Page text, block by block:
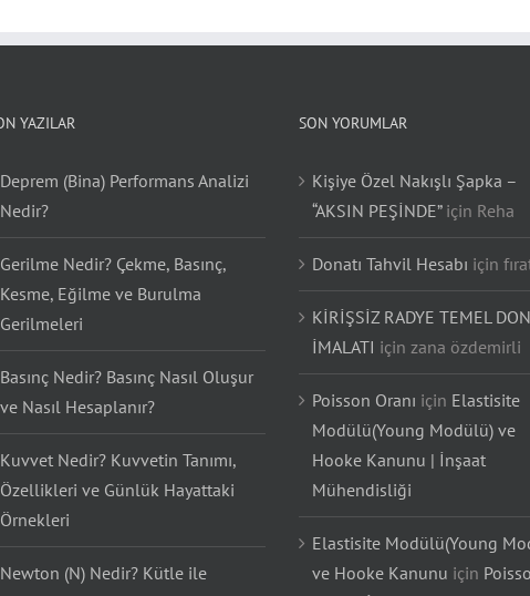
Nedir?
Gerilme Nedir? Çekme, Basınç,
Gerilmeleri
Basınç Nedir? Basınç Nasıl Oluşur
ve Nasıl Hesaplanır?
Kuvvet Nedir? Kuvvetin Tanımı,
Örnekleri
Kişiye Özel Nakışlı Şapka –
“AKSIN PEŞİNDE”
için Reha
Donatı Tahvil Hesabı içinfırat
KİRİŞSİZ RADYE TEMEL
İMALATI için zana özdemirli
Poisson Oranı için
Elastisite
Modülü(Young Modülü) ve
Hooke Kanunu | İnşaat
Mühendisliği
Elastisite Modülü(Young